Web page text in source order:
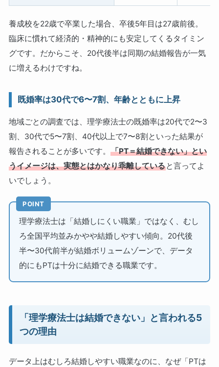
養成校を22歳で卒業した場合、卒後5年目は27歳前後。
臨床に慣れて経済的・精神的にも安定してくるタイミン
グです。だからこそ、20代後半は同期の結婚報告が一気
に増えるわけですね。
既婚率は30代で6〜7割、年齢とともに上昇
地域ごとの調査では、理学療法士の既婚率は20代で2〜3
割、30代で5〜7割、40代以上で7〜8割といった結果が
報告されることが多いです。 「PT＝結婚できない」とい
うイメージは、実態とはかなり乖離していると言ってよ
いでしょう。
POINT
理学療法士は「結婚しにくい職業」ではなく、むし
ろ全国平均並みかやや結婚しやすい傾向。20代後
半〜30代前半が結婚ボリュームゾーンで、データ
的にもPTは十分に結婚できる職業です。
「理学療法士は結婚できない」と言われる5
つの理由
データ上はむしろ結婚しやすい職業なのに、なぜ「PTは